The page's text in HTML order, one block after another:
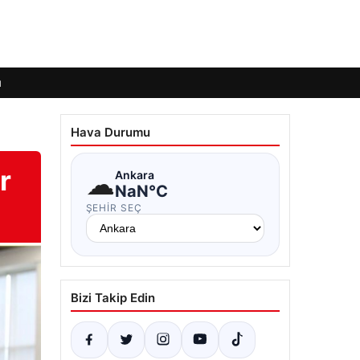
Hava Durumu
☁Ankara
NaN°C
ŞEHIR SEÇ
Bizi Takip Edin